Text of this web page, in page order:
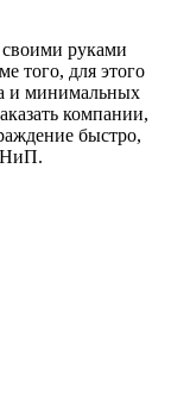
своими руками
того, для этого
и минимальных
компании,
быстро,